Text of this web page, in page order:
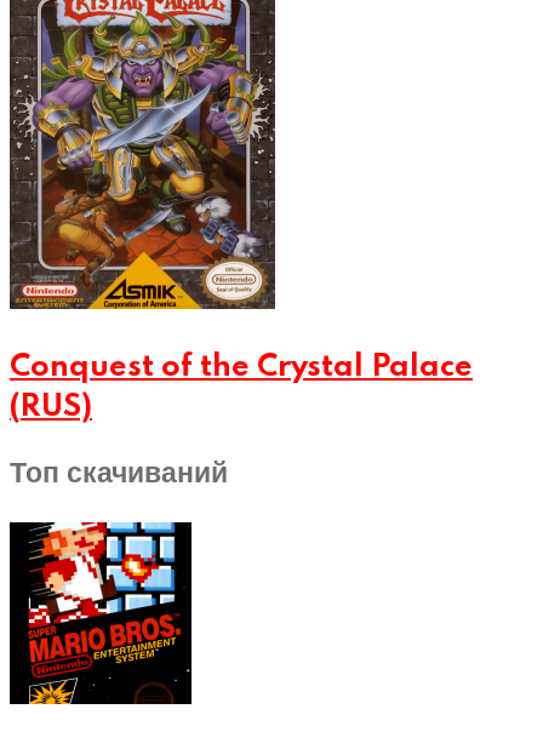
Conquest of the Crystal Palace
(RUS)
Топ скачиваний